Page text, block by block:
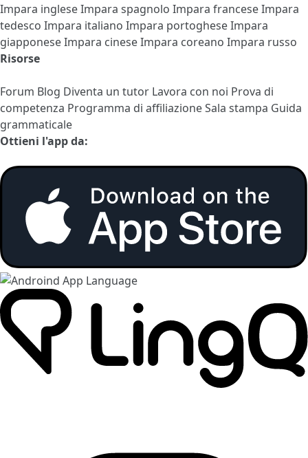
Impara ingleseImpara spagnolo Impara franceseImpara
tedesco Impara italiano Impara portogheseImpara
giapponeseImpara cineseImpara coreano Impara russo
Risorse
Forum Blog Diventa un tutor Lavora con noi Prova di
competenza Programma di affiliazioneSala stampa Guida
grammaticale
Ottieni l'app da: